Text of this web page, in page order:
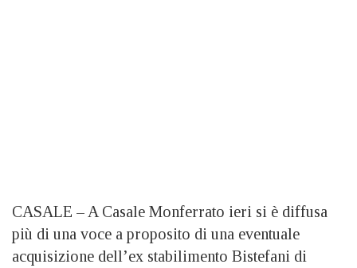
CASALE – A Casale Monferrato ieri si è diffusa
più di una voce a proposito di una eventuale
acquisizione dell’ex stabilimento Bistefani di